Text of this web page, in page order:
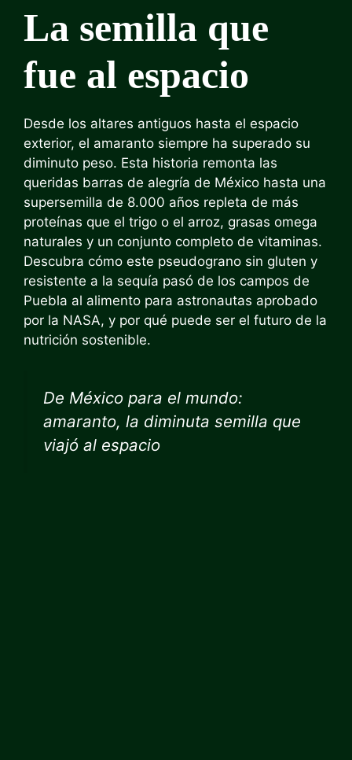
La semilla que
fue al espacio
Desde los altares antiguos hasta el espacio
exterior, el amaranto siempre ha superado su
diminuto peso. Esta historia remonta las
queridas barras de alegría de México hasta una
supersemilla de 8.000 años repleta de más
proteínas que el trigo o el arroz, grasas omega
naturales y un conjunto completo de vitaminas.
Descubra cómo este pseudograno sin gluten y
resistente a la sequía pasó de los campos de
Puebla al alimento para astronautas aprobado
por la NASA, y por qué puede ser el futuro de la
nutrición sostenible.
De México para el mundo:
amaranto, la diminuta semilla que
viajó al espacio